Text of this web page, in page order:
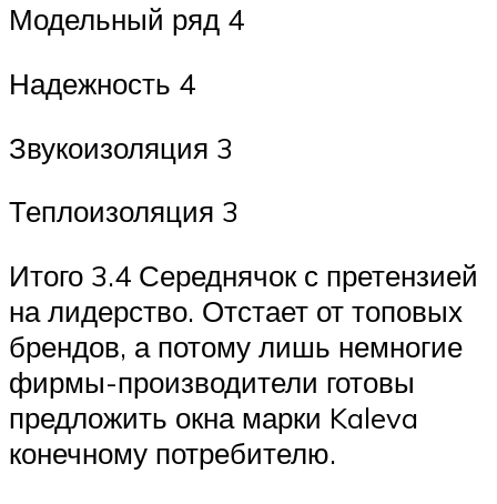
Модельный ряд 4
Надежность 4
Звукоизоляция 3
Теплоизоляция 3
Итого 3.4 Середнячок с претензией
на лидерство. Отстает от топовых
брендов, а потому лишь немногие
фирмы-производители готовы
предложить окна марки Kaleva
конечному потребителю.